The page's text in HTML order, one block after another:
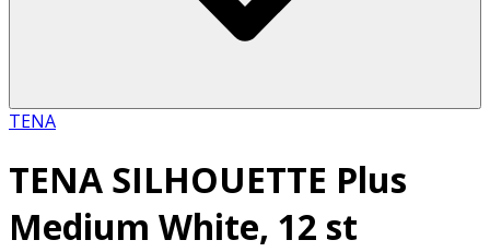
TENA
TENA SILHOUETTE Plus
Medium White, 12 st